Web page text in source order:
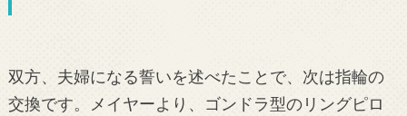
双方、夫婦になる誓いを述べたことで、次は指輪の
交換です。メイヤーより、ゴンドラ型のリングピロ